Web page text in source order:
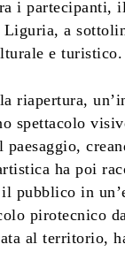
i partecipanti,
a
e turistico.
riapertura,
spettacolo
paesaggio,
ha poi
pubblico in
pirotecnico
al territorio,